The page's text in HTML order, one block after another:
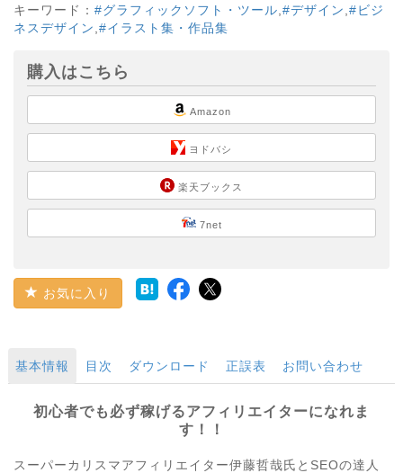
キーワード： #グラフィックソフト・ツール #デザイン #ビジ
ネスデザイン #イラスト集・作品集
購入はこちら
Amazon
ヨドバシ
楽天ブックス
7net
お気に入り
基本情報 目次 ダウンロード 正誤表 お問い合わせ
初心者でも必ず稼げるアフィリエイターになれま
す！！
スーパーカリスマアフィリエイター伊藤哲哉氏とSEOの達人